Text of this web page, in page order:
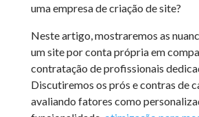
uma empresa de criação de site?
Neste artigo, mostraremos as
um site por conta própria em
contratação de profissionais
Discutiremos os prós e contras de
avaliando fatores como